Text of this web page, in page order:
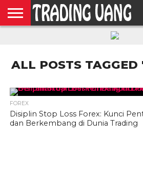
ALL POSTS TAGGED
FOREX
Disiplin Stop Loss Forex: Kunci
dan Berkembang di Dunia Trading